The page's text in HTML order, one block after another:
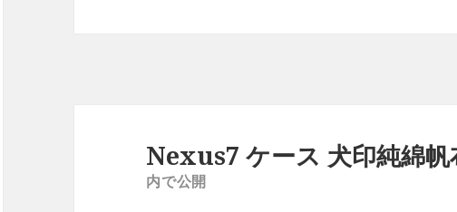
Nexus7 ケース 犬印純綿帆
内で公開